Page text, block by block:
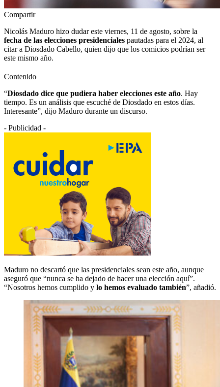
Compartir
Nicolás Maduro hizo dudar este viernes, 11 de agosto, sobre la
fecha de las elecciones presidenciales pautadas para el 2024, al
citar a Diosdado Cabello, quien dijo que los comicios podrían ser
este mismo año.
Contenido
“Diosdado dice que pudiera haber elecciones este año. Hay
tiempo. Es un análisis que escuché de Diosdado en estos días.
Interesante”, dijo Maduro durante un discurso.
- Publicidad -
Maduro no descartó que las presidenciales sean este año, aunque
aseguró que “nunca se ha dejado de hacer una elección aquí”.
“Nosotros hemos cumplido y lo hemos evaluado también”, añadió.